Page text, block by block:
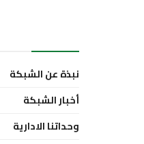
نبذة عن الشبكة
أخبار الشبكة
وحداتنا الادارية